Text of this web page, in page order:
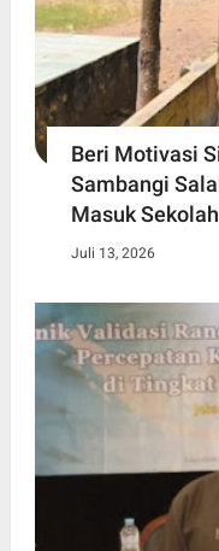
Beri Motivasi
Sambangi
Masuk Sekolah
Juli 13, 2026